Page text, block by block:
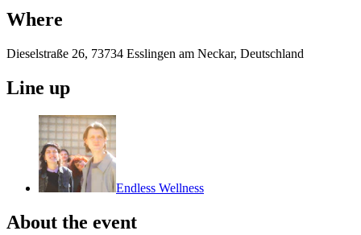
Where
Dieselstraße 26, 73734 Esslingen am Neckar, Deutschland
Line up
Endless Wellness
About the event